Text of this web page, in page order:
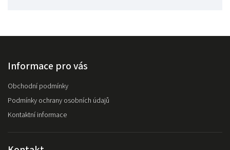
Informace pro vás
Obchodní podmínky
Podmínky ochrany osobních údajů
Kontaktní informace